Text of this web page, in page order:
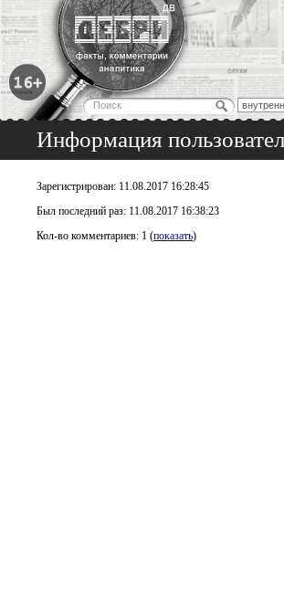
Информация
Зарегистрирован: 11.08.2017 16:28:45
Был последний раз: 11.08.2017 16:38:23
Кол-во комментариев: 1 (показать)